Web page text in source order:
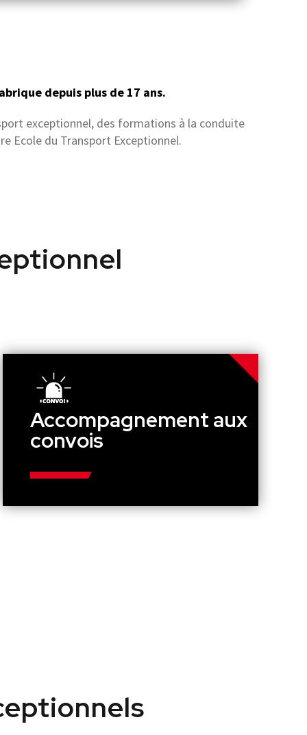
depuis plus de 17 ans.
exceptionnel, des formations à la conduite
Ecole du Transport Exceptionnel.
Accompagnement aux
convois